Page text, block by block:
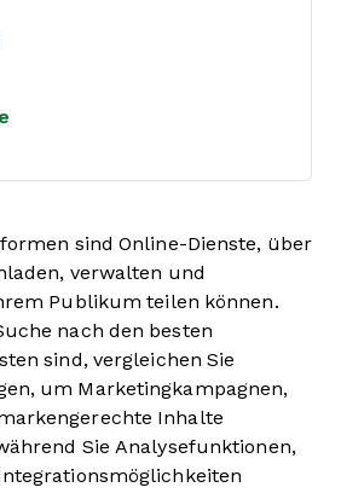
sind Online-Dienste, über
verwalten und
Publikum teilen können.
nach den besten
sind, vergleichen Sie
um Marketingkampagnen,
Inhalte
Sie Analysefunktionen,